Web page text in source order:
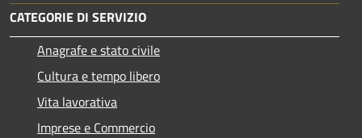
CATEGORIE DI SERVIZIO
Anagrafe e stato civile
Cultura e tempo libero
Vita lavorativa
Imprese e Commercio